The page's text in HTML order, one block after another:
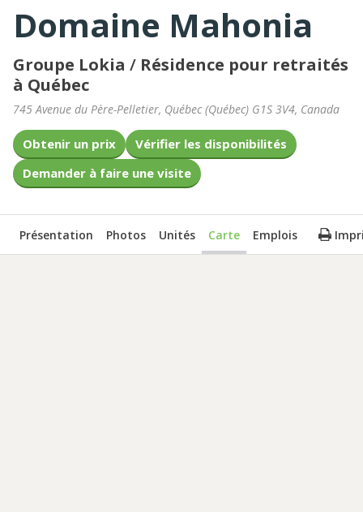
Domaine Mahonia
Groupe Lokia / Résidence pour retraités
à Québec
745 Avenue du Père-Pelletier, Québec(Québec) G1S 3V4, Canada
Obtenir un prix
Vérifier les disponibilités
Demander à faire une visite
Présentation Photos Unités Carte Emplois